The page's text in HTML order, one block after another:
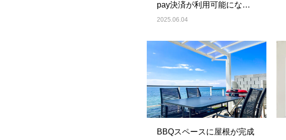
pay決済が利用可能になり
ました
2025.06.04
BBQスペースに屋根が完成